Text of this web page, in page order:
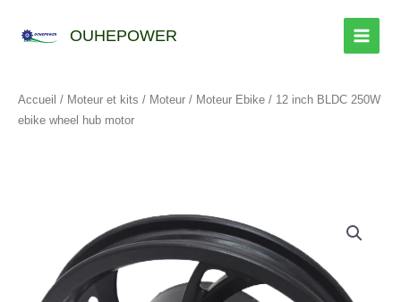
OUHEPOWER
Accueil / Moteur et kits / Moteur / Moteur Ebike / 12 inch BLDC 250W
ebike wheel hub motor